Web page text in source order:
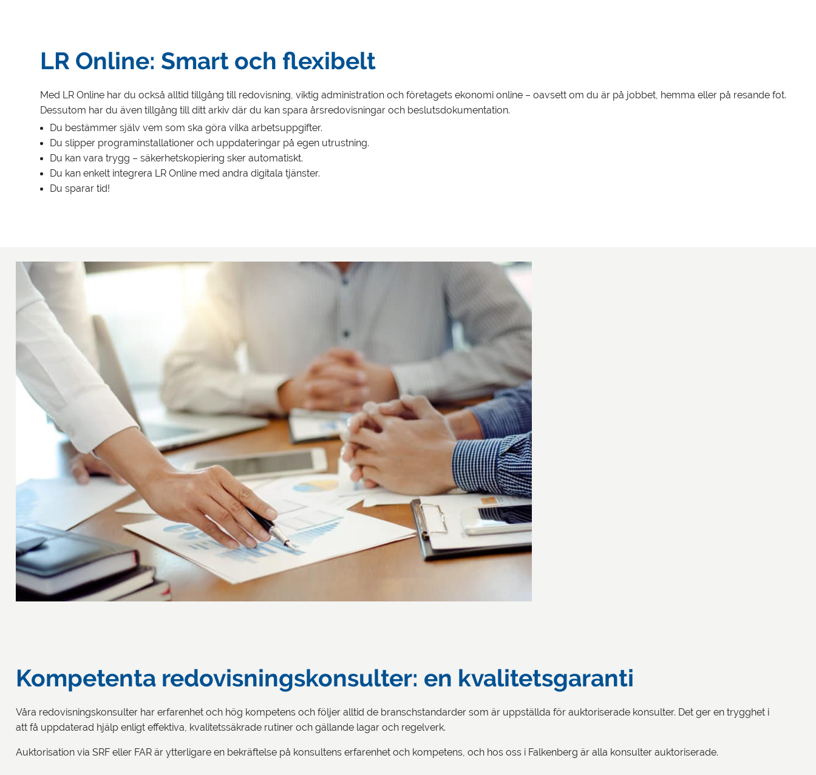
LR Online: Smart och flexibelt
Med LR Online har du också alltid tillgång till redovisning, viktig administration och företagets ekonomi online – oavsett om du är på jobbet, hemma eller på resande fot.
Dessutom har du även tillgång till ditt arkiv där du kan spara årsredovisningar och beslutsdokumentation.
Du bestämmer själv vem som ska göra vilka arbetsuppgifter.
Du slipper programinstallationer och uppdateringar på egen utrustning.
Du kan vara trygg – säkerhetskopiering sker automatiskt.
Du kan enkelt integrera LR Online med andra digitala tjänster.
Du sparar tid!
Kompetenta redovisningskonsulter: en kvalitetsgaranti
Våra redovisningskonsulter har erfarenhet och hög kompetens och följer alltid de branschstandarder som är uppställda för auktoriserade konsulter. Det ger en trygghet i
att få uppdaterad hjälp enligt effektiva, kvalitetssäkrade rutiner och gällande lagar och regelverk.
Auktorisation via SRF eller FAR är ytterligare en bekräftelse på konsultens erfarenhet och kompetens, och hos oss i Falkenberg är alla konsulter auktoriserade.